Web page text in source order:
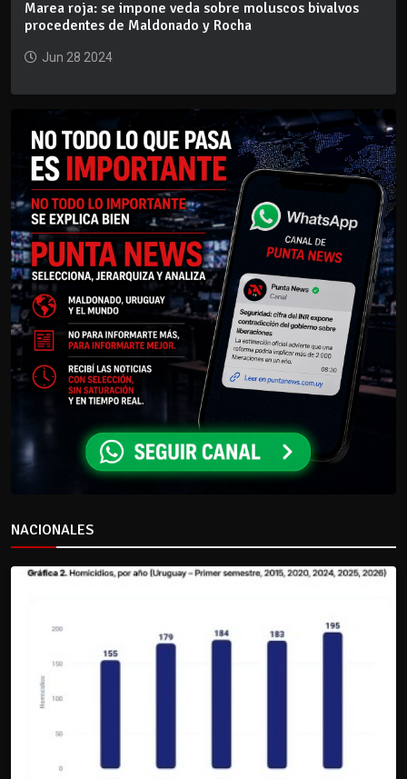
Marea roja: se impone veda sobre moluscos bivalvos
procedentes de Maldonado y Rocha
Jun 28 2024
NACIONALES